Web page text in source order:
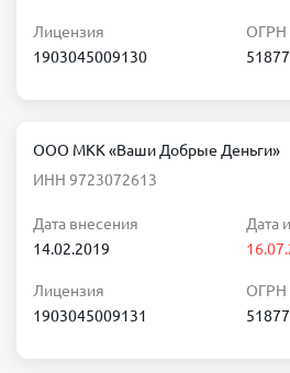
Лицензия
1903045009130
ОГРН
ООО МКК «Ваши Добрые Деньги»
ИНН 9723072613
Дата внесения
14.02.2019
Дата
Лицензия
1903045009131
ОГРН